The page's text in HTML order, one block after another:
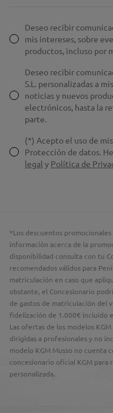
Deseo recibir
mis intereses, sobre
productos, incluso por
Deseo recibir
S.L. personalizadas a
noticias y nuevos
electrónicos, hasta la
parte.
(*) Acepto el uso de
Protección de datos.
legal y Política de
*Los descuentos
información acerca de la
disponibilidad consulta con tu
recomendados válidos para
matriculación en caso que
obstante, el Concesionario
de gastos de matriculación del
fidelización de 1.000€ incluido
Las ofertas de los modelos
dirigidas a profesionales y no
modelo KGM Musso no cuenta
concesionario oficial KGM
personalizada.